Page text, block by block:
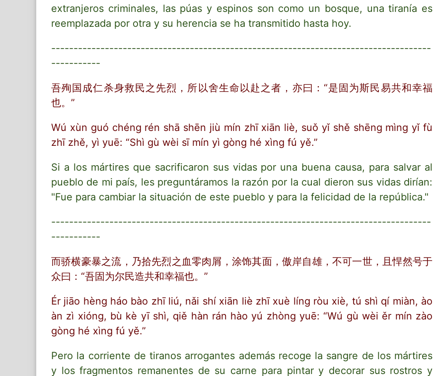
extranjeros criminales, las púas y espinos son como un bosque, una tiranía es
reemplazada por otra y su herencia se ha transmitido hasta hoy.
-------------------------------------------------------------------------------------
-----------
吾殉国成仁杀身救民之先烈，所以舍生命以赴之者，亦曰：“是固为斯民易共和幸福
也。”
Wú xùn guó chéng rén shā shēn jiù mín zhī xiān liè, suǒ yǐ shě shēng mìng yǐ fù
zhī zhě, yì yuē: “Shì gù wèi sī mín yì gòng hé xìng fú yě.”
Si a los mártires que sacrificaron sus vidas por una buena causa, para salvar al
pueblo de mi país, les preguntáramos la razón por la cual dieron sus vidas dirían:
"Fue para cambiar la situación de este pueblo y para la felicidad de la república."
-------------------------------------------------------------------------------------
-----------
而骄横豪暴之流，乃拾先烈之血零肉屑，涂饰其面，傲岸自雄，不可一世，且悍然号于
众曰：“吾固为尔民造共和幸福也。”
Ér jiāo hèng háo bào zhī liú, nǎi shí xiān liè zhī xuè líng ròu xiè, tú shì qí miàn, ào
àn zì xióng, bù kè yī shì, qiě hàn rán hào yú zhòng yuē: “Wú gù wèi ěr mín zào
gòng hé xìng fú yě.”
Pero la corriente de tiranos arrogantes además recoge la sangre de los mártires
y los fragmentos remanentes de su carne para pintar y decorar sus rostros y